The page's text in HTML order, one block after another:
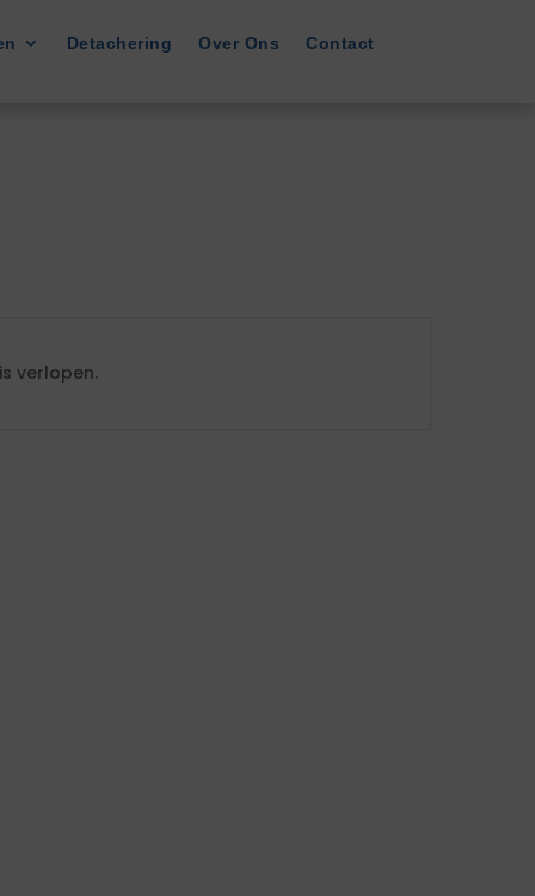
Detachering Over Ons Contact
verlopen.